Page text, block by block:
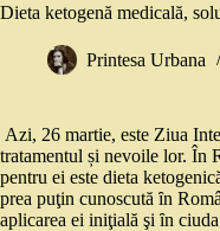
Dieta ketogenă medicală,
Printesa Urbana
Azi, 26 martie, este Ziua
tratamentul și nevoile lor. În
pentru ei este dieta
prea puţin cunoscută ȋn
aplicarea ei iniţială şi ȋn